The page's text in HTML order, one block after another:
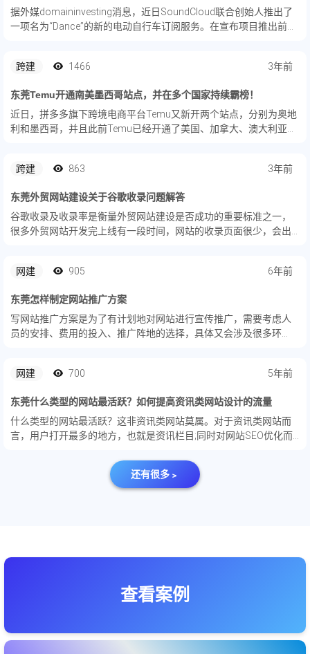
据外媒domaininvesting消息，近日SoundCloud联合创始人推出了
一项名为“Dance”的新的电动自行车订阅服务。在宣布项目推出前，
跨建
1466 3年前
东莞Temu开通南美墨西哥站点，并在多个国家持续霸榜！
近日，拼多多旗下跨境电商平台Temu又新开两个站点，分别为奥地
利和墨西哥，并且此前Temu已经开通了美国、加拿大、澳大利亚、
跨建
863 3年前
东莞外贸网站建设关于谷歌收录问题解答
谷歌收录及收录率是衡量外贸网站建设是否成功的重要标准之一，
很多外贸网站开发完上线有一段时间，网站的收录页面很少，会出
网建
905 6年前
东莞怎样制定网站推广方案
写网站推广方案是为了有计划地对网站进行宣传推广，需要考虑人
员的安排、费用的投入、推广阵地的选择，具体又会涉及很多环
网建 700 5年前
东莞什么类型的网站最活跃？如何提高资讯类网站设计的流量
什么类型的网站最活跃？这非资讯类网站莫属。对于资讯类网站而
言，用户打开最多的地方，也就是资讯栏目;同时对网站SEO优化而
讯栏目如何做好风格设计定位呢？
还有很多﹥
查看案例